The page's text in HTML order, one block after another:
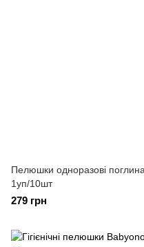
Пелюшки одноразові
1уп/10шт
279 грн